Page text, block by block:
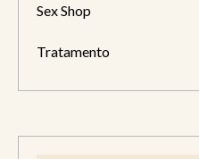
Sex Shop
Tratamento